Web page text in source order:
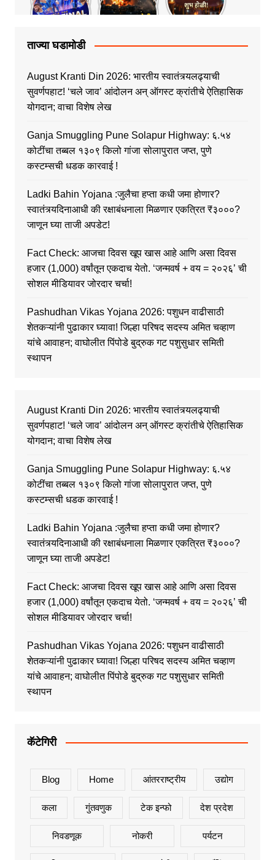
ताज्या घडामोडी
August Kranti Din 2026: भारतीय स्वातंत्र्यलढ्याची
सुवर्णपहाट! ‘चले जाव’ आंदोलन अन् ऑगस्ट क्रांतीचे ऐतिहासिक
योगदान; वाचा विशेष लेख
Ganja Smuggling Pune Solapur Highway: ६.५४
कोटींचा तब्बल १३०९ किलो गांजा सोलापुरात जप्त, पुणे
कस्टम्सची धडक कारवाई !
Ladki Bahin Yojana :जुलैचा हप्ता कधी जमा होणार?
स्वातंत्र्यदिनाआधी की रक्षाबंधनाला मिळणार एकत्रित ₹३०००?
जाणून घ्या ताजी अपडेट!
Fact Check: आजचा दिवस खूप खास आहे आणि असा दिवस
हजार (1,000) वर्षांतून एकदाच येतो. ‘जन्मवर्ष + वय = २०२६’ ची
सोशल मीडियावर जोरदार चर्चा!
Pashudhan Vikas Yojana 2026: पशुधन वाढीसाठी
शेतकऱ्यांनी पुढाकार घ्यावा! जिल्हा परिषद सदस्य अमित चव्हाण
यांचे आवाहन; वाघोलीत पिंपोडे बुद्रुक गट पशुसुधार समिती
स्थापन
August Kranti Din 2026: भारतीय स्वातंत्र्यलढ्याची
सुवर्णपहाट! ‘चले जाव’ आंदोलन अन् ऑगस्ट क्रांतीचे ऐतिहासिक
योगदान; वाचा विशेष लेख
Ganja Smuggling Pune Solapur Highway: ६.५४
कोटींचा तब्बल १३०९ किलो गांजा सोलापुरात जप्त, पुणे
कस्टम्सची धडक कारवाई !
Ladki Bahin Yojana :जुलैचा हप्ता कधी जमा होणार?
स्वातंत्र्यदिनाआधी की रक्षाबंधनाला मिळणार एकत्रित ₹३०००?
जाणून घ्या ताजी अपडेट!
Fact Check: आजचा दिवस खूप खास आहे आणि असा दिवस
हजार (1,000) वर्षांतून एकदाच येतो. ‘जन्मवर्ष + वय = २०२६’ ची
सोशल मीडियावर जोरदार चर्चा!
Pashudhan Vikas Yojana 2026: पशुधन वाढीसाठी
शेतकऱ्यांनी पुढाकार घ्यावा! जिल्हा परिषद सदस्य अमित चव्हाण
यांचे आवाहन; वाघोलीत पिंपोडे बुद्रुक गट पशुसुधार समिती
स्थापन
कॅटेगिरी
Blog Home आंतरराष्ट्रीय उद्योग
कला गुंतवणुक टेक इन्फो देश प्रदेश
निवडणूक नोकरी पर्यटन